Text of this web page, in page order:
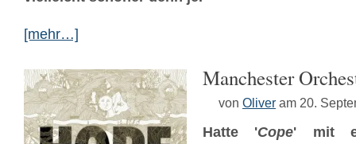
[mehr…]
Manchester
von Oliver am 20.
Hatte 'Cope' mit